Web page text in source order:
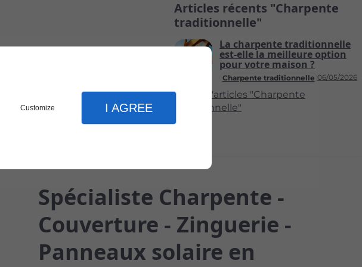
Customize I AGREE
Articles récents "Charpente
traditionnelle"
Charpente traditionnelle 06/05/2026
La charpente traditionnelle
est-elle la meilleure option
pour votre maison ?
Plus d'articles "Charpente
traditionnelle"
Spécialiste Charpente -
Couverture - Zinguerie -
Panneaux solaire en